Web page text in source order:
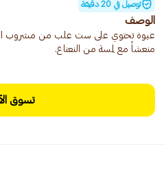
توصيل في 20 دقيقة
الوصف
عبوة تحتوي على ست علب من مشروب
منعشاً مع لمسة من النعناع.
تسوق